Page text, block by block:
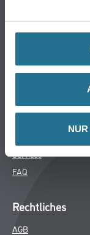
Über uns
MPlus
Services
FAQ
Rechtliches
AGB